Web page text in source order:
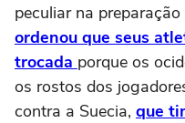
peculiar na
ordenou que seus
trocada porque os
os rostos dos
contra a Suecia, que